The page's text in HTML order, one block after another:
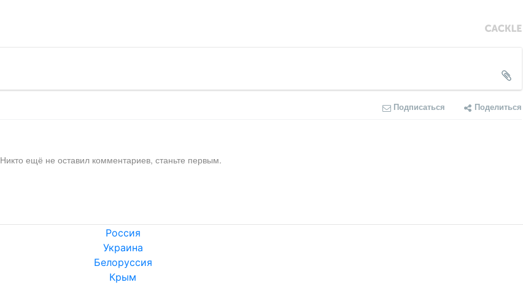
Подписаться Поделиться
Никто ещё не оставил комментариев, станьте первым.
Россия
Украина
Белоруссия
Крым